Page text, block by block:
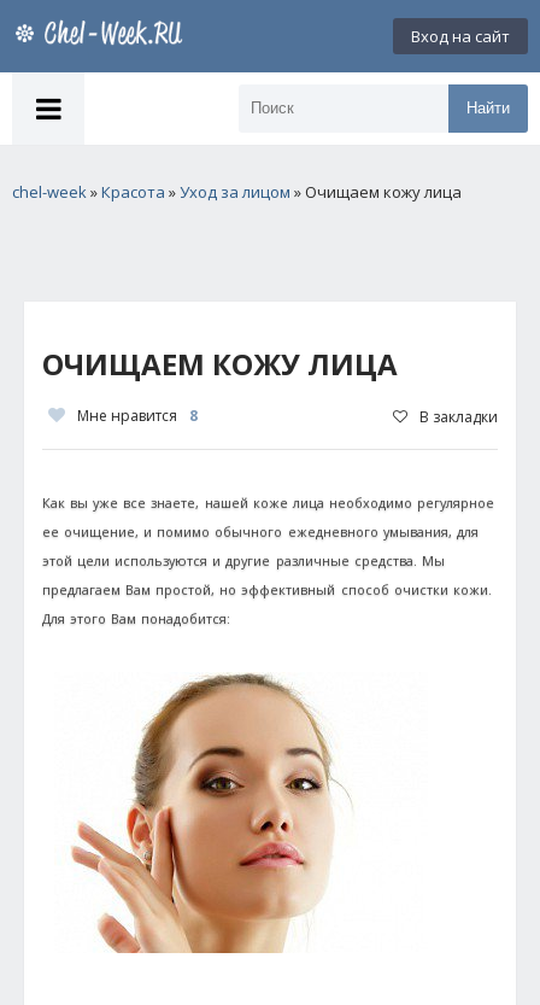
Вход на сайт
Найти
chel-week»Красота »Уход за лицом » Очищаем кожу лица
ОЧИЩАЕМ КОЖУ ЛИЦА
Мне нравится 8 В закладки
Как вы уже все знаете, нашей коже лица необходимо регулярное
ее очищение, и помимо обычного ежедневного умывания, для
этой цели используются и другие различные средства. Мы
предлагаем Вам простой, но эффективный способ очистки кожи.
Для этого Вам понадобится: